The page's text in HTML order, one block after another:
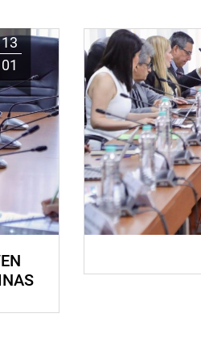
13
01